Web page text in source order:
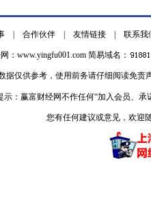
合作伙伴 友情链接 联系我
： www.yingfu001.com 简易域名：
据仅供参考，使用前务请仔细阅读免责
示：赢富财经网不作任何“加入会员、
您有任何建议或意见，欢迎